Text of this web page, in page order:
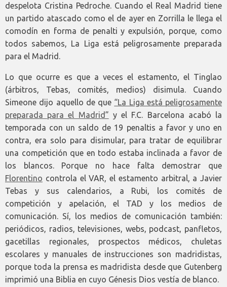
despelota Cristina Pedroche. Cuando el Real Madrid tiene
un partido atascado como el de ayer en Zorrilla le llega el
comodín en forma de penalti y expulsión, porque, como
todos sabemos, La Liga está peligrosamente preparada
para el Madrid.
Lo que ocurre es que a veces el estamento, el Tinglao
(árbitros, Tebas, comités, medios) disimula. Cuando
Simeone dijo aquello de que “La Liga está peligrosamente
preparada para el Madrid” y el F.C. Barcelona acabó la
temporada con un saldo de 19 penaltis a favor y uno en
contra, era solo para disimular, para tratar de equilibrar
una competición que en todo estaba inclinada a favor de
los blancos. Porque no hace falta demostrar que
Florentino controla el VAR, el estamento arbitral, a Javier
Tebas y sus calendarios, a Rubi, los comités de
competición y apelación, el TAD y los medios de
comunicación. Sí, los medios de comunicación también:
periódicos, radios, televisiones, webs, podcast, panfletos,
gacetillas regionales, prospectos médicos, chuletas
escolares y manuales de instrucciones son madridistas,
porque toda la prensa es madridista desde que Gutenberg
imprimió una Biblia en cuyo Génesis Dios vestía de blanco.